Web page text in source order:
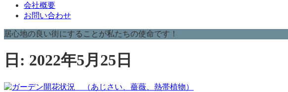
会社概要
お問い合わせ
居心地の良い街にすることが私たちの使命です！
日: 2022年5月25日